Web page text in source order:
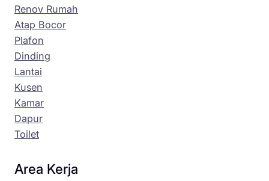
Renov Rumah
Atap Bocor
Plafon
Dinding
Lantai
Kusen
Kamar
Dapur
Toilet
Area Kerja